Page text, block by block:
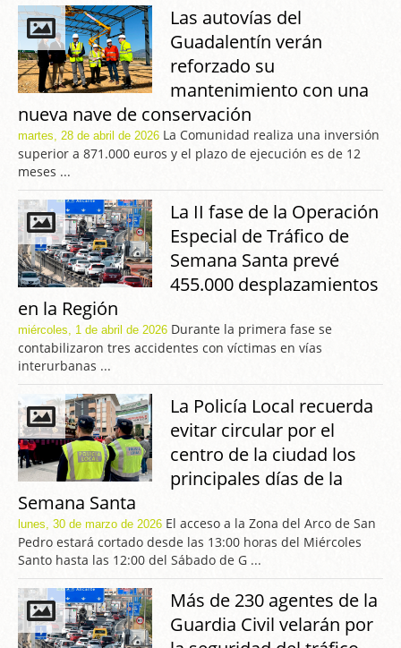
Las autovías del
Guadalentín verán
reforzado su
mantenimiento con una
nueva nave de conservación
martes, 28 de abril de 2026 La Comunidad realiza una inversión
superior a 871.000 euros y el plazo de ejecución es de 12
meses ...
La II fase de la Operación
Especial de Tráfico de
Semana Santa prevé
455.000 desplazamientos
en la Región
miércoles, 1 de abril de 2026 Durante la primera fase se
contabilizaron tres accidentes con víctimas en vías
interurbanas ...
La Policía Local recuerda
evitar circular por el
centro de la ciudad los
principales días de la
Semana Santa
lunes, 30 de marzo de 2026 El acceso a la Zona del Arco de San
Pedro estará cortado desde las 13:00 horas del Miércoles
Santo hasta las 12:00 del Sábado de G ...
Más de 230 agentes de la
Guardia Civil velarán por